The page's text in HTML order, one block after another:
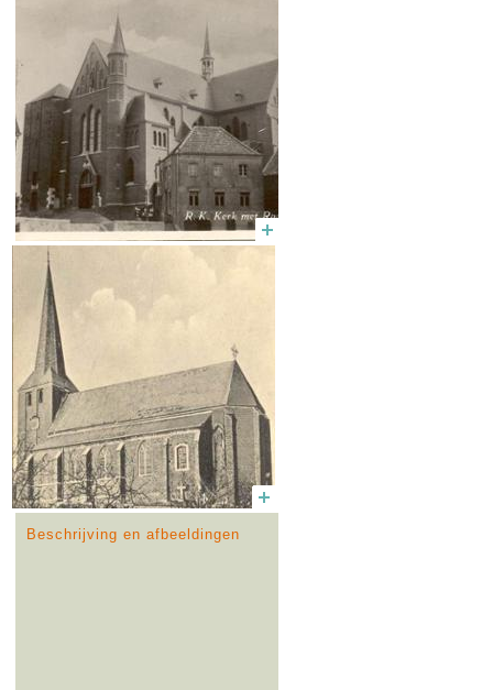
Beschrijving en afbeeldingen